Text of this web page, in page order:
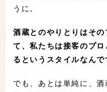
うに。
酒蔵とのやりとりはそ
て、私たちは接客のプ
るというスタイルなんで
でも、あとは単純に、